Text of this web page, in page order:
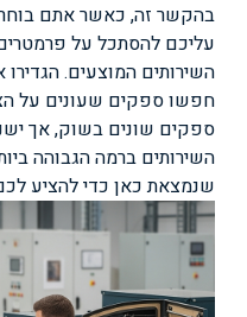
בהקשר זה, כאשר אתם
עליכם להסתכל על פרמטרים
השירותים המוצעים.
חפשו ספקים שעונים על
ספקים שונים בשוק, אך
השירותים ברמה הגבוהה
שנמצאת כאן כדי להציע